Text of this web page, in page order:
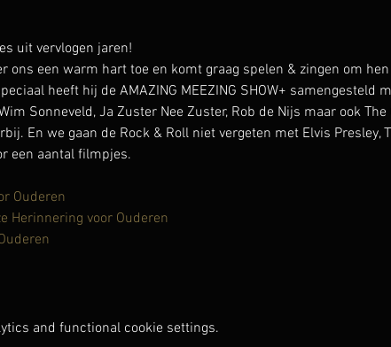
uit vervlogen jaren!
ons een warm hart toe en komt graag spelen & zingen om
heeft hij de AMAZING MEEZING SHOW+ samengesteld
Sonneveld, Ja Zuster Nee Zuster, Rob de Nijs maar ook The
En we gaan de Rock & Roll niet vergeten met Elvis Presley,
een aantal filmpjes.
Ouderen
Herinnering voor Ouderen
and functional cookie settings.